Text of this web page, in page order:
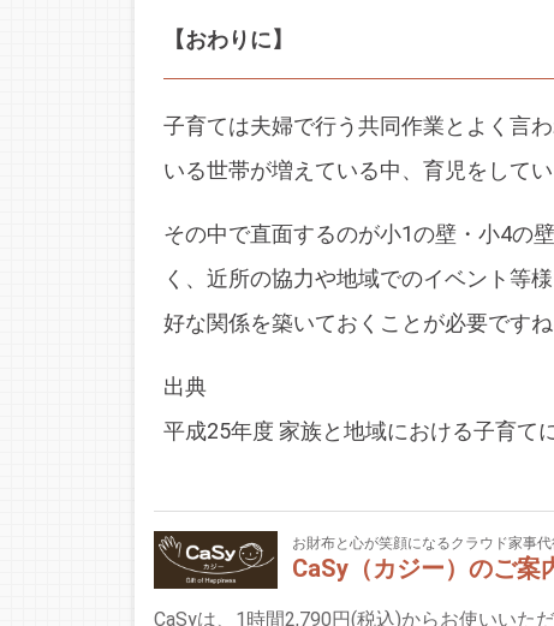
【おわりに】
子育ては夫婦で行う共同作業とよく言
いる世帯が増えている中、育児をして
その中で直面するのが小1の壁・小4の
く、近所の協力や地域でのイベント等
好な関係を築いておくことが必要ですね
出典
平成25年度 家族と地域における子育て
お財布と心が笑顔になるクラウド家事代
CaSy（カジー）のご案
CaSyは、1時間2,790円(税込)からお使いいた